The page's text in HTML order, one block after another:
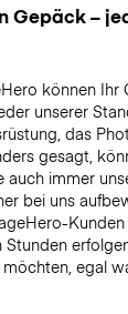
Gepäck –
können Ihr
unserer
das
gesagt,
auch immer
bei uns
Kunden
egal